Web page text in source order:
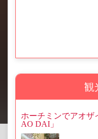
観
ホーチミンでアオザ
AO DAI」